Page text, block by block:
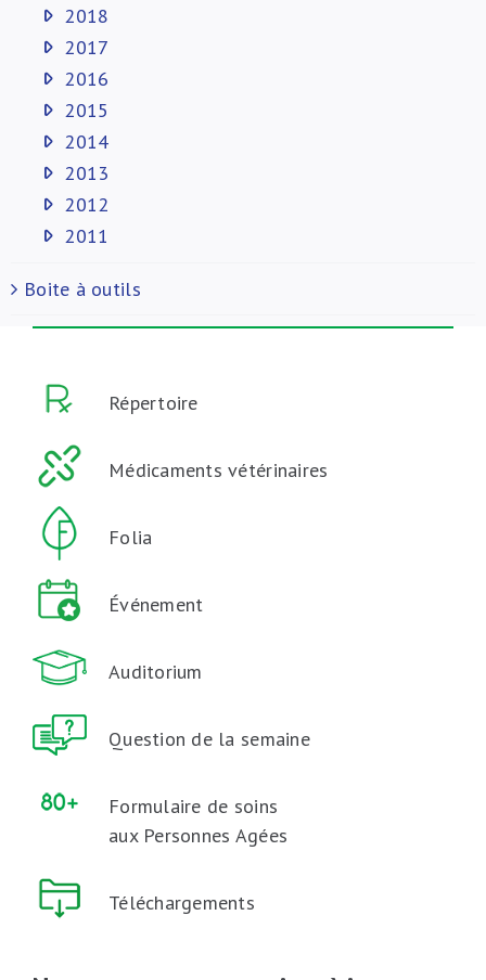
2018
2017
2016
2015
2014
2013
2012
2011
Boite à outils
Répertoire
Médicaments vétérinaires
Folia
Événement
Auditorium
Question de la semaine
Formulaire de soins
aux Personnes Agées
Téléchargements